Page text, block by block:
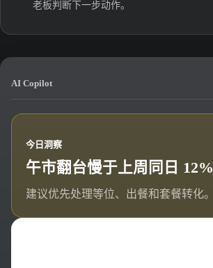
老板判断下一步动作。
AI Copilot
今日洞察
午市翻台慢于上周同日 12%
建议优先处理等位、出餐和套餐转化。